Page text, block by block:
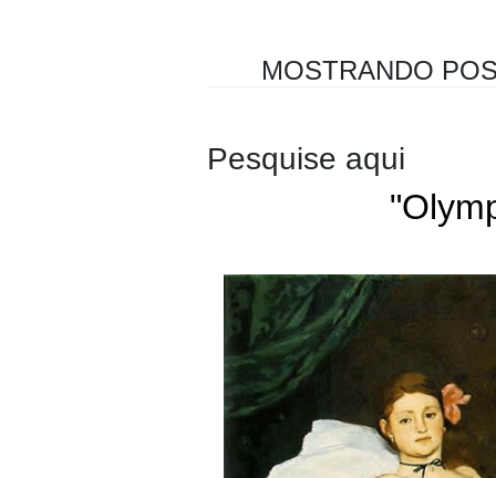
MOSTRANDO
Pesquise aqui
Édouard Manet Francês